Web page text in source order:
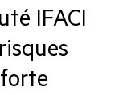
IFACI